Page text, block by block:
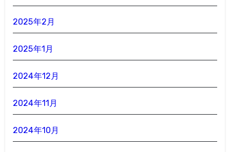
2025年2月
2025年1月
2024年12月
2024年11月
2024年10月